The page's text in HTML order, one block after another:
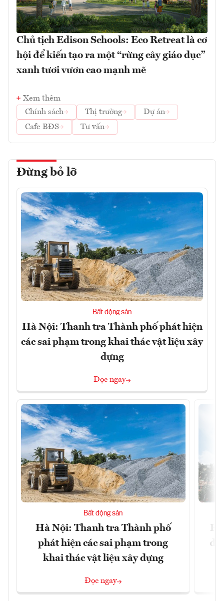
Chủ tịch Edison Schools: Eco Retreat là cơ
hội để kiến tạo ra một “rừng cây giáo dục”
xanh tươi vươn cao mạnh mẽ
Xem thêm
Chính sách
Thị trường
Dự án
Cafe BĐS
Tư vấn
Đừng bỏ lỡ
Bất động sản
Hà Nội: Thanh tra Thành phố phát hiện
các sai phạm trong khai thác vật liệu xây
dựng
Đọc ngay
Bất động sản
Hà Nội: Thanh tra Thành phố
phát hiện các sai phạm trong
khai thác vật liệu xây dựng
Đọc ngay